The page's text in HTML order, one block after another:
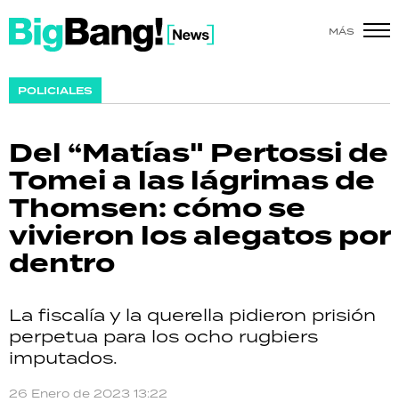
MÁS
POLICIALES
Del “Matías" Pertossi de
Tomei a las lágrimas de
Thomsen: cómo se
vivieron los alegatos por
dentro
La fiscalía y la querella pidieron prisión
perpetua para los ocho rugbiers
imputados.
26 Enero de 2023 13:22
SHOW
ACTUALIDAD
POLICIALES
ECONOMÍA
SALUD
DEPORTES